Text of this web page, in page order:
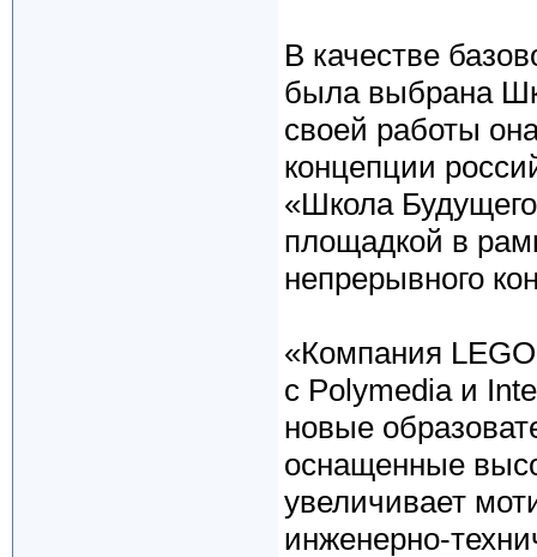
В качестве
была выбрана
своей работы
концепции
«Школа
площадкой в
непрерывного
«Компания
с Polymedia и
новые
оснащенные
увеличивает
инженерно-